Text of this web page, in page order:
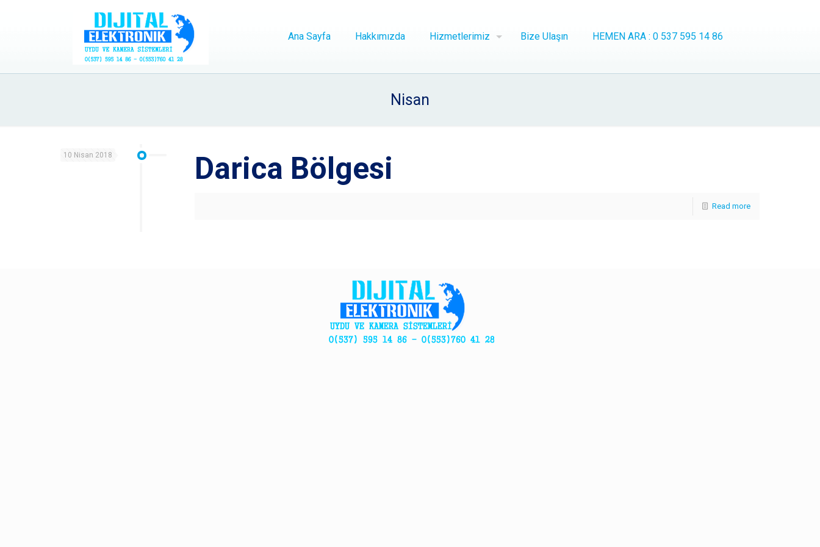
Ana Sayfa Hakkımızda Hizmetlerimiz Bize Ulaşın HEMEN ARA : 0 537 595 14 86
Nisan
10 Nisan 2018 Darica Bölgesi
Read more